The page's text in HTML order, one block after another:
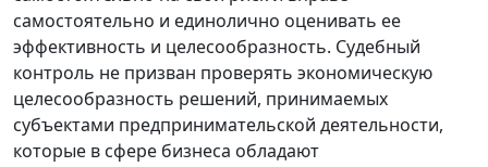
самостоятельно и единолично оценивать ее
эффективность и целесообразность. Судебный
контроль не призван проверять экономическую
целесообразность решений, принимаемых
субъектами предпринимательской деятельности,
которые в сфере бизнеса обладают